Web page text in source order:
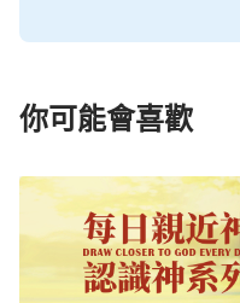
你可能會喜歡